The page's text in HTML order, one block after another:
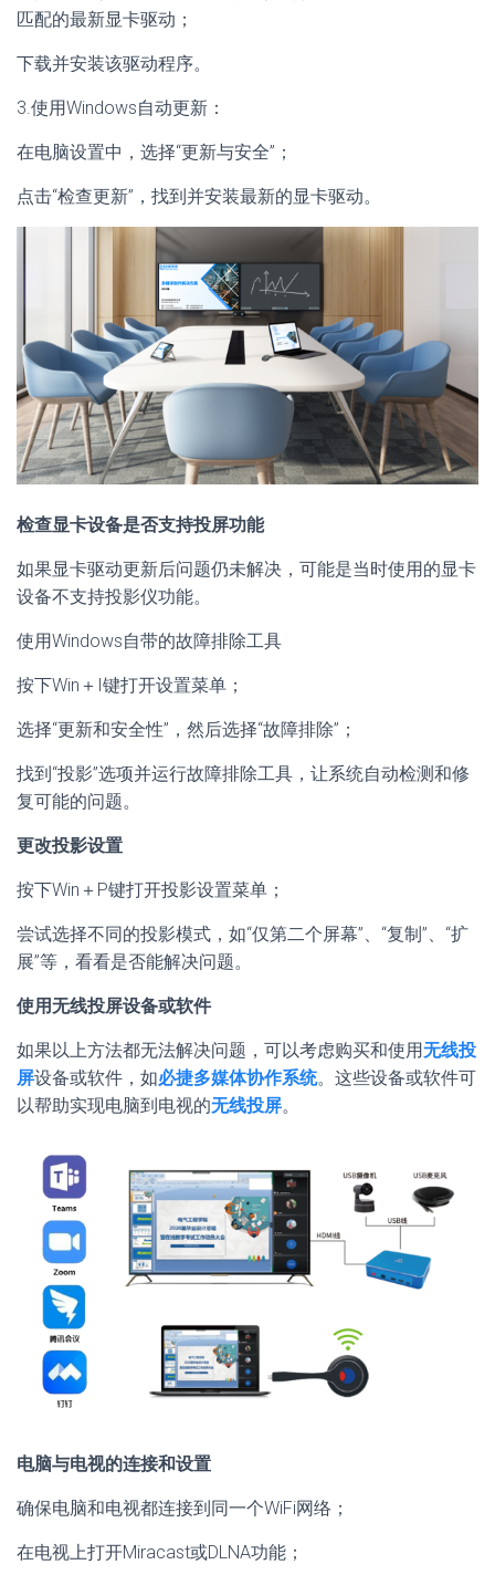
匹配的最新显卡驱动；
下载并安装该驱动程序。
3.使用Windows自动更新：
在电脑设置中，选择“更新与安全”；
点击“检查更新”，找到并安装最新的显卡驱动。
检查显卡设备是否支持投屏功能
如果显卡驱动更新后问题仍未解决，可能是当时使用的显卡
设备不支持投影仪功能。
使用Windows自带的故障排除工具
按下Win＋I键打开设置菜单；
选择“更新和安全性”，然后选择“故障排除”；
找到“投影”选项并运行故障排除工具，让系统自动检测和修
复可能的问题。
更改投影设置
按下Win＋P键打开投影设置菜单；
尝试选择不同的投影模式，如“仅第二个屏幕”、“复制”、“扩
展”等，看看是否能解决问题。
使用无线投屏设备或软件
如果以上方法都无法解决问题，可以考虑购买和使用无线投
屏设备或软件，如必捷多媒体协作系统。这些设备或软件可
以帮助实现电脑到电视的无线投屏。
电脑与电视的连接和设置
确保电脑和电视都连接到同一个WiFi网络；
在电视上打开Miracast或DLNA功能；